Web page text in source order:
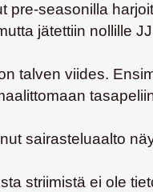
pre-seasonilla
jätettiin nollille
talven viides.
sairasteluaalto
striimistä ei ole